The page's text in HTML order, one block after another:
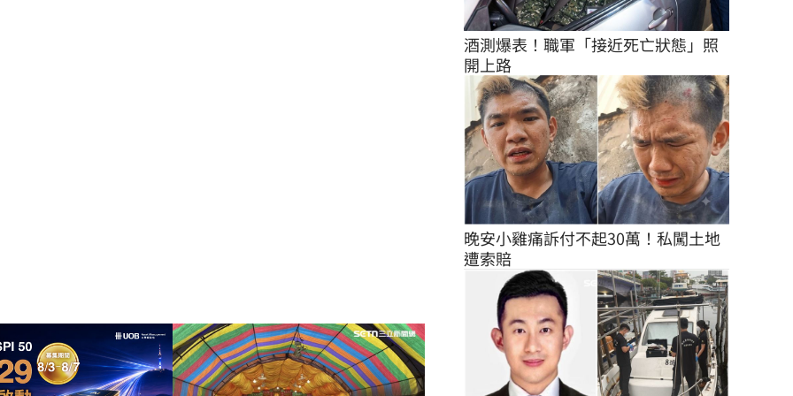
酒測爆表！職軍「接近死亡狀態」照
開上路
晚安小雞痛訴付不起30萬！私闖土地
遭索賠